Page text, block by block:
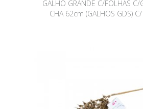
GALHO GRANDE C/FOLHAS C/
CHA 62cm (GALHOS GDS)